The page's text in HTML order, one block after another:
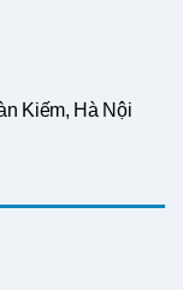
Kiếm, Hà Nội